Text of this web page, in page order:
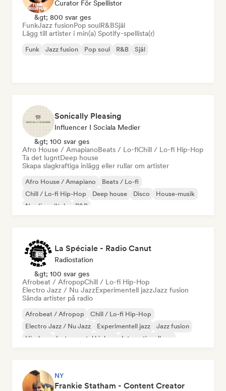
Curator För Spellistor
&gt; 800 svar ges
FunkJazz fusionPop soulR&BSjäl
Lägg till artister i min(a) Spotify-spellista(r)
Funk Jazz fusion Pop soul R&B Själ
Sonically Pleasing
Influencer I Sociala Medier
&gt; 100 svar ges
Afro House / AmapianoBeats / Lo-fiChill / Lo-fi Hip-Hop
Ta det lugntDeep house
Skapa slagkraftiga inlägg eller rullar om artister
Afro House / Amapiano
Beats / Lo-fi
Chill / Lo-fi Hip-Hop
Deep house Disco
House-musik
Nu-disco/Italo
R&B
La Spéciale - Radio Canut
Radiostation
&gt; 100 svar ges
Afrobeat / AfropopChill / Lo-fi Hip-Hop
Electro Jazz / Nu JazzExperimentell jazzJazz fusion
Sända artister på radio
Afrobeat / Afropop
Chill / Lo-fi Hip-Hop
Electro Jazz / Nu Jazz
Experimentell jazz
Jazz fusion
Hip-hop
Instrumental hiphop Internationell rap
NY
Frankie Statham - Content Creator